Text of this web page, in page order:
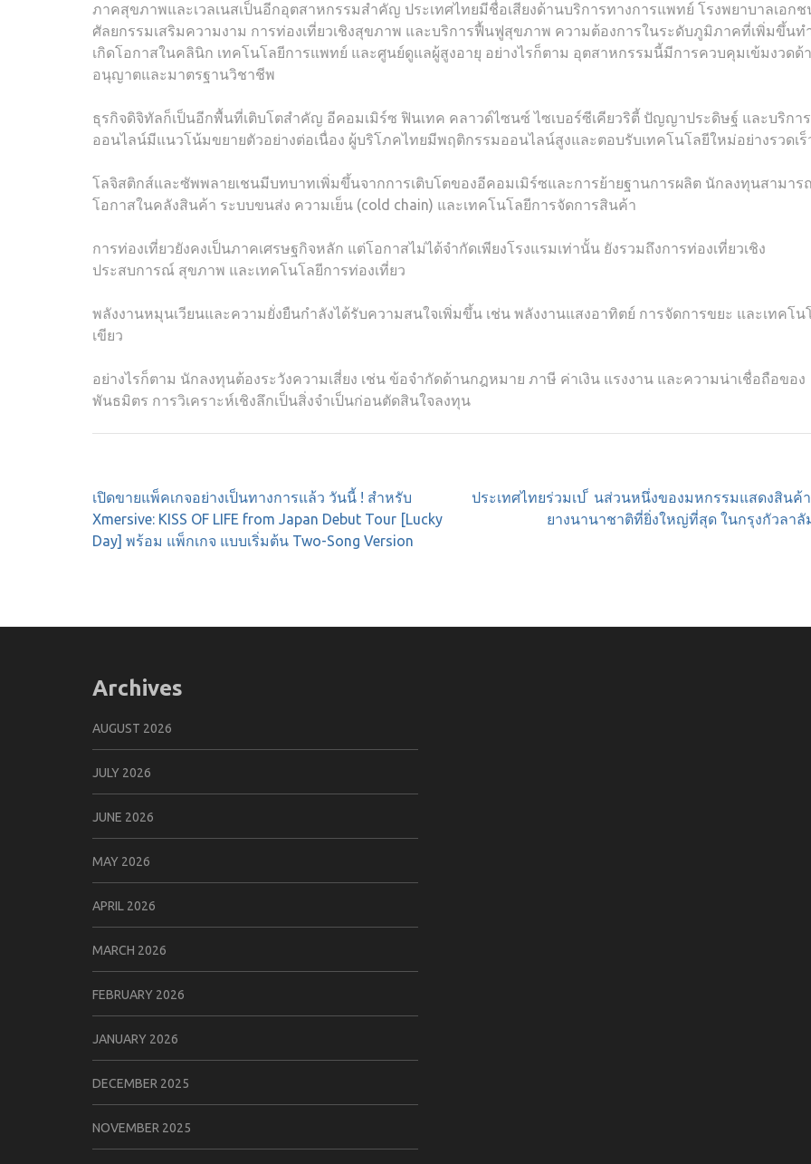
ภาคสุขภาพและเวลเนสเป็นอีกอุตสาหกรรมสำคัญ ประเทศไทยมีชื่อเสียงด้านบริการทางการแพทย์ โรงพยาบาลเอกช
ศัลยกรรมเสริมความงาม การท่องเที่ยวเชิงสุขภาพ และบริการฟื้นฟูสุขภาพ ความต้องการในระดับภูมิภาคที่เพิ่มขึ้นท
เกิดโอกาสในคลินิก เทคโนโลยีการแพทย์ และศูนย์ดูแลผู้สูงอายุ อย่างไรก็ตาม อุตสาหกรรมนี้มีการควบคุมเข้มงวดด้
อนุญาตและมาตรฐานวิชาชีพ
ธุรกิจดิจิทัลก็เป็นอีกพื้นที่เติบโตสำคัญ อีคอมเมิร์ซ ฟินเทค คลาวด์ไซนซ์ ไซเบอร์ซีเคียวริตี้ ปัญญาประดิษฐ์ และบริการ
ออนไลน์มีแนวโน้มขยายตัวอย่างต่อเนื่อง ผู้บริโภคไทยมีพฤติกรรมออนไลน์สูงและตอบรับเทคโนโลยีใหม่อย่างรวดเร็
โลจิสติกส์และซัพพลายเชนมีบทบาทเพิ่มขึ้นจากการเติบโตของอีคอมเมิร์ซและการย้ายฐานการผลิต นักลงทุนสามาร
โอกาสในคลังสินค้า ระบบขนส่ง ความเย็น (cold chain) และเทคโนโลยีการจัดการสินค้า
การท่องเที่ยวยังคงเป็นภาคเศรษฐกิจหลัก แต่โอกาสไม่ได้จำกัดเพียงโรงแรมเท่านั้น ยังรวมถึงการท่องเที่ยวเชิง
ประสบการณ์ สุขภาพ และเทคโนโลยีการท่องเที่ยว
พลังงานหมุนเวียนและความยั่งยืนกำลังได้รับความสนใจเพิ่มขึ้น เช่น พลังงานแสงอาทิตย์ การจัดการขยะ และเทคโน
เขียว
อย่างไรก็ตาม นักลงทุนต้องระวังความเสี่ยง เช่น ข้อจำกัดด้านกฎหมาย ภาษี ค่าเงิน แรงงาน และความน่าเชื่อถือของ
พันธมิตร การวิเคราะห์เชิงลึกเป็นสิ่งจำเป็นก่อนตัดสินใจลงทุน
Post
navigation
เปิดขายแพ็คเกจอย่างเป็นทางการแล้ว วันนี้ ! สำหรับ
Xmersive: KISS OF LIFE from Japan Debut Tour [Lucky
Day] พร้อม แพ็กเกจ แบบเริ่มต้น Two-Song Version
ประเทศไทยร่วมเป ็ นส่วนหนึ่งของมหกรรมแสดงสินค้
ยางนานาชาติที่ยิ่งใหญ่ที่สุด ในกรุงกัวลาลั
Archives
AUGUST 2026
JULY 2026
JUNE 2026
MAY 2026
APRIL 2026
MARCH 2026
FEBRUARY 2026
JANUARY 2026
DECEMBER 2025
NOVEMBER 2025